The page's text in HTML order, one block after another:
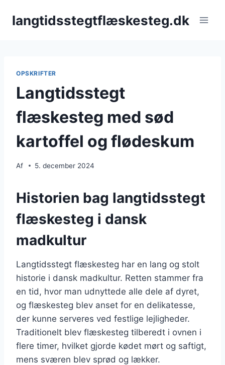
langtidsstegtflæskesteg.dk
OPSKRIFTER
Langtidsstegt
flæskesteg med sød
kartoffel og flødeskum
Af 5. december 2024
Historien bag langtidsstegt
flæskesteg i dansk
madkultur
Langtidsstegt flæskesteg har en lang og stolt
historie i dansk madkultur. Retten stammer fra
en tid, hvor man udnyttede alle dele af dyret,
og flæskesteg blev anset for en delikatesse,
der kunne serveres ved festlige lejligheder.
Traditionelt blev flæskesteg tilberedt i ovnen i
flere timer, hvilket gjorde kødet mørt og saftigt,
mens sværen blev sprød og lækker.